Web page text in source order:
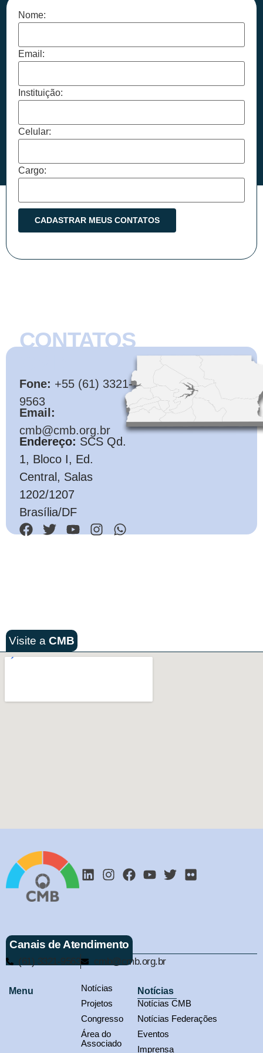
Nome:
Email:
Instituição:
Celular:
Cargo:
CONTATOS
Fone: +55 (61) 3321-
9563
Email:
cmb@cmb.org.br
Endereço: SCS Qd.
1, Bloco I, Ed.
Central, Salas
1202/1207
Brasília/DF
Visite a CMB
Canais de Atendimento
(61) 3321-9563 cmb@cmb.org.br
Menu
Notícias
Projetos
Congresso
Área do
Associado
Notícias
Notícias CMB
Notícias Federações
Eventos
Imprensa